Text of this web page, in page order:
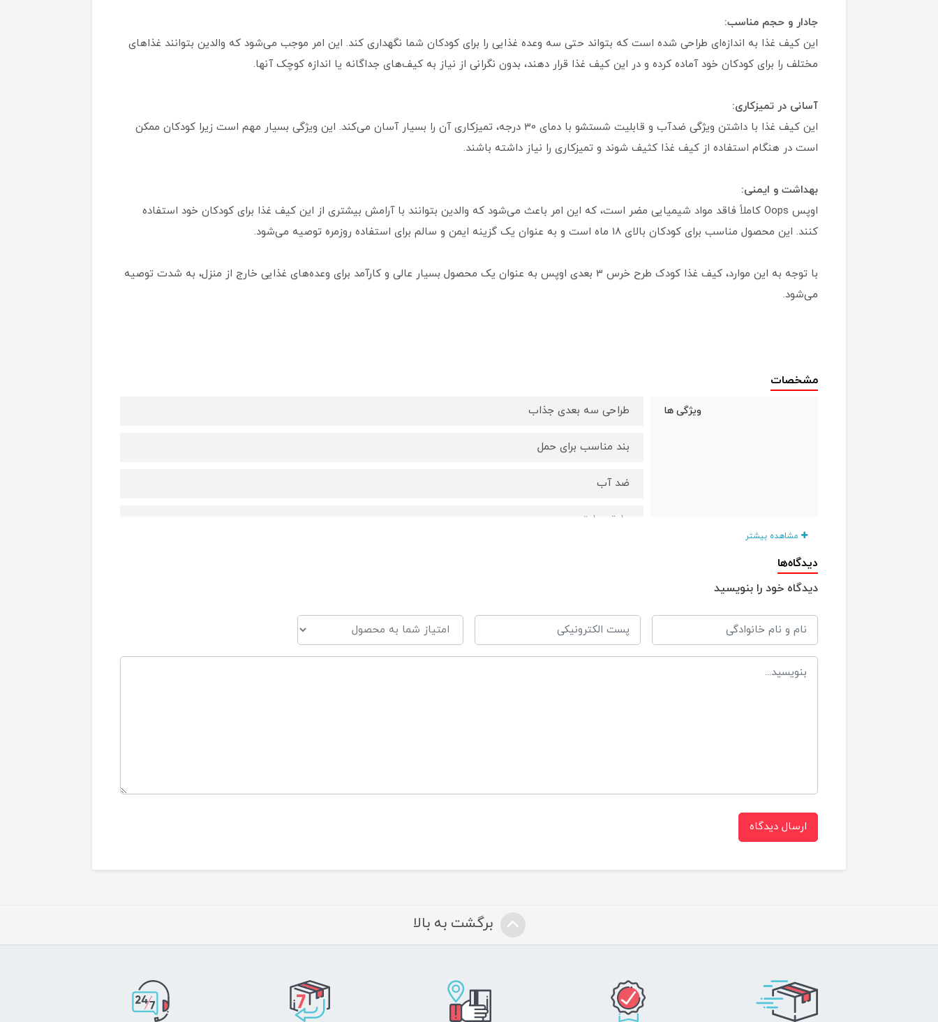
جادار و حجم مناسب:
این کیف غذا به اندازه‌ای طراحی شده است که بتواند حتی سه وعده غذایی را برای کودکان شما نگهداری کند. این امر موجب می‌شود که والدین بتوانند غذاهای
مختلف را برای کودکان خود آماده کرده و در این کیف غذا قرار دهند، بدون نگرانی از نیاز به کیف‌های جداگانه یا اندازه کوچک آنها.
آسانی در تمیزکاری:
این کیف غذا با داشتن ویژگی ضدآب و قابلیت شستشو با دمای 30 درجه، تمیزکاری آن را بسیار آسان می‌کند. این ویژگی بسیار مهم است زیرا کودکان ممکن
است در هنگام استفاده از کیف غذا کثیف شوند و تمیزکاری را نیاز داشته باشند.
بهداشت و ایمنی:
اوپس Oops کاملاً فاقد مواد شیمیایی مضر است، که این امر باعث می‌شود که والدین بتوانند با آرامش بیشتری از این کیف غذا برای کودکان خود استفاده
کنند. این محصول مناسب برای کودکان بالای 18 ماه است و به عنوان یک گزینه ایمن و سالم برای استفاده روزمره توصیه می‌شود.
با توجه به این موارد، کیف غذا کودک طرح خرس 3 بعدی اوپس به عنوان یک محصول بسیار عالی و کارآمد برای وعده‌های غذایی خارج از منزل، به شدت توصیه
می‌شود.
مشخصات
ویژگی ها طراحی سه بعدی جذاب
بند مناسب برای حمل
ضد آب
عایق حرارتی
+18 ماه
مشاهده بیشتر
دیدگاه‌ها
دیدگاه خود را بنویسید
ارسال دیدگاه
برگشت به بالا